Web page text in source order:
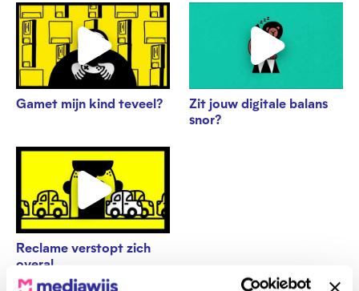
Gamet mijn kind teveel?
Zit jouw digitale balans
snor?
Reclame verstopt zich
overal